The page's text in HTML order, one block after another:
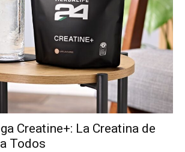
Creatine+: La Creatina de
Todos